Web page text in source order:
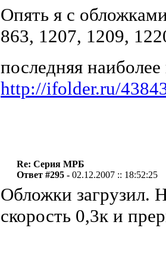
Опять я с
863, 1207, 1209,
последняя
http://ifolder.ru/
Re: Серия МРБ
Ответ #295 -02.12.2007 :: 18:52:25
Обложки загрузил.
скорость 0,3к и